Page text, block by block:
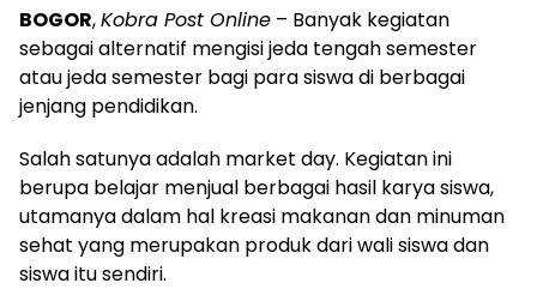
BOGOR,Kobra Post Online – Banyak kegiatan
sebagai alternatif mengisi jeda tengah semester
atau jeda semester bagi para siswa di berbagai
jenjang pendidikan.
Salah satunya adalah market day. Kegiatan ini
berupa belajar menjual berbagai hasil karya siswa,
utamanya dalam hal kreasi makanan dan minuman
sehat yang merupakan produk dari wali siswa dan
siswa itu sendiri.